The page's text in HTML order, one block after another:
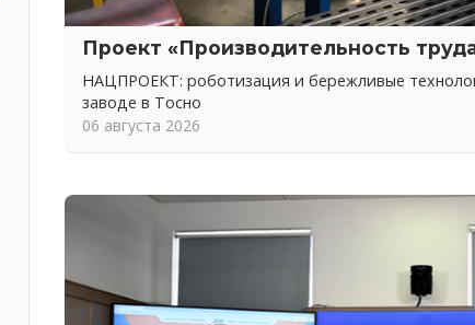
Проект «Производительность
НАЦПРОЕКТ: роботизация и бережливые
заводе в Тосно
06 августа 2026